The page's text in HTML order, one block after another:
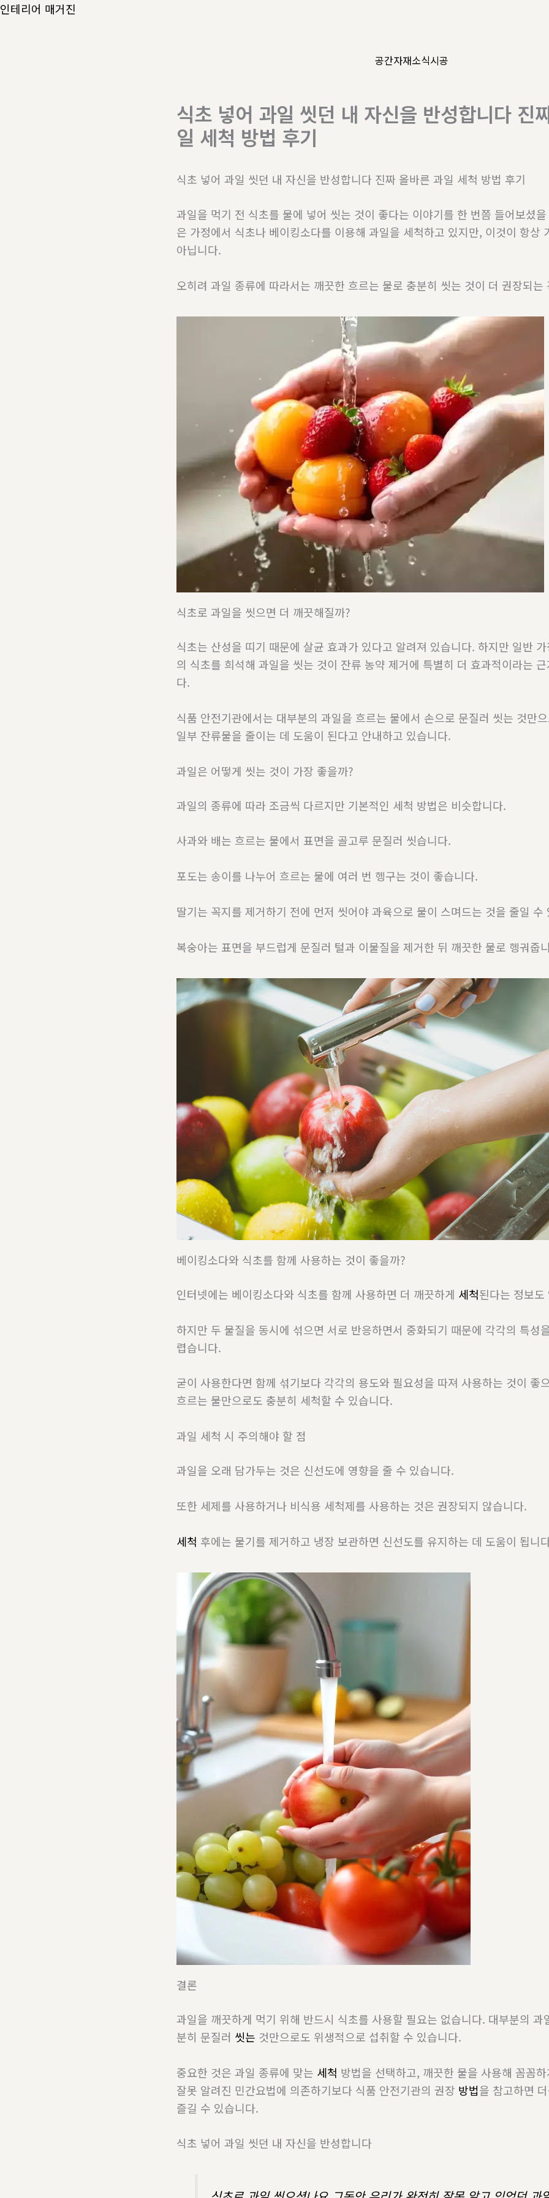
콘
인테리어 매거진
공간자재소식시공
식초 넣어 과일 씻던 내 자신을 반성합니다 진
일 세척 방법 후기
식초 넣어 과일 씻던 내 자신을 반성합니다 진짜 올바른 과일 세척 방법 후기
과일을 먹기 전 식초를 물에 넣어 씻는 것이 좋다는 이야기를 한 번쯤 들어보셨
은 가정에서 식초나 베이킹소다를 이용해 과일을 세척하고 있지만, 이것이 항상
아닙니다.
오히려 과일 종류에 따라서는 깨끗한 흐르는 물로 충분히 씻는 것이 더 권장되는
식초로 과일을 씻으면 더 깨끗해질까?
식초는 산성을 띠기 때문에 살균 효과가 있다고 알려져 있습니다. 하지만 일반
의 식초를 희석해 과일을 씻는 것이 잔류 농약 제거에 특별히 더 효과적이라는
다.
식품 안전기관에서는 대부분의 과일을 흐르는 물에서 손으로 문질러 씻는 것만
일부 잔류물을 줄이는 데 도움이 된다고 안내하고 있습니다.
과일은 어떻게 씻는 것이 가장 좋을까?
과일의 종류에 따라 조금씩 다르지만 기본적인 세척 방법은 비슷합니다.
사과와 배는 흐르는 물에서 표면을 골고루 문질러 씻습니다.
포도는 송이를 나누어 흐르는 물에 여러 번 헹구는 것이 좋습니다.
딸기는 꼭지를 제거하기 전에 먼저 씻어야 과육으로 물이 스며드는 것을 줄일 수
복숭아는 표면을 부드럽게 문질러 털과 이물질을 제거한 뒤 깨끗한 물로 헹궈줍
베이킹소다와 식초를 함께 사용하는 것이 좋을까?
인터넷에는 베이킹소다와 식초를 함께 사용하면 더 깨끗하게 세척된다는 정보도
하지만 두 물질을 동시에 섞으면 서로 반응하면서 중화되기 때문에 각각의 특성
렵습니다.
굳이 사용한다면 함께 섞기보다 각각의 용도와 필요성을 따져 사용하는 것이 좋
흐르는 물만으로도 충분히 세척할 수 있습니다.
과일 세척 시 주의해야 할 점
과일을 오래 담가두는 것은 신선도에 영향을 줄 수 있습니다.
또한 세제를 사용하거나 비식용 세척제를 사용하는 것은 권장되지 않습니다.
세척 후에는 물기를 제거하고 냉장 보관하면 신선도를 유지하는 데 도움이 됩니
결론
과일을 깨끗하게 먹기 위해 반드시 식초를 사용할 필요는 없습니다. 대부분의 과
분히 문질러 씻는 것만으로도 위생적으로 섭취할 수 있습니다.
중요한 것은 과일 종류에 맞는 세척 방법을 선택하고, 깨끗한 물을 사용해 꼼꼼
잘못 알려진 민간요법에 의존하기보다 식품 안전기관의 권장 방법을 참고하면
즐길 수 있습니다.
식초 넣어 과일 씻던 내 자신을 반성합니다